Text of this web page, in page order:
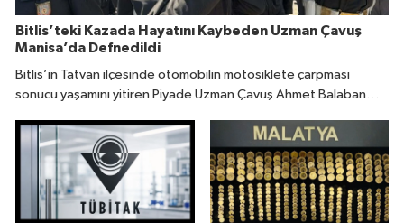
Bitlis’teki Kazada Hayatını Kaybeden Uzman Çavuş
Manisa’da Defnedildi
Bitlis’in Tatvan ilçesinde otomobilin motosiklete çarpması
sonucu yaşamını yitiren Piyade Uzman Çavuş Ahmet Balaban